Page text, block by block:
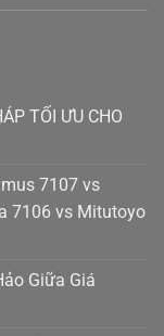
TỐI ƯU CHO
7107 vs
7106 vs Mitutoyo
Giữa Giá